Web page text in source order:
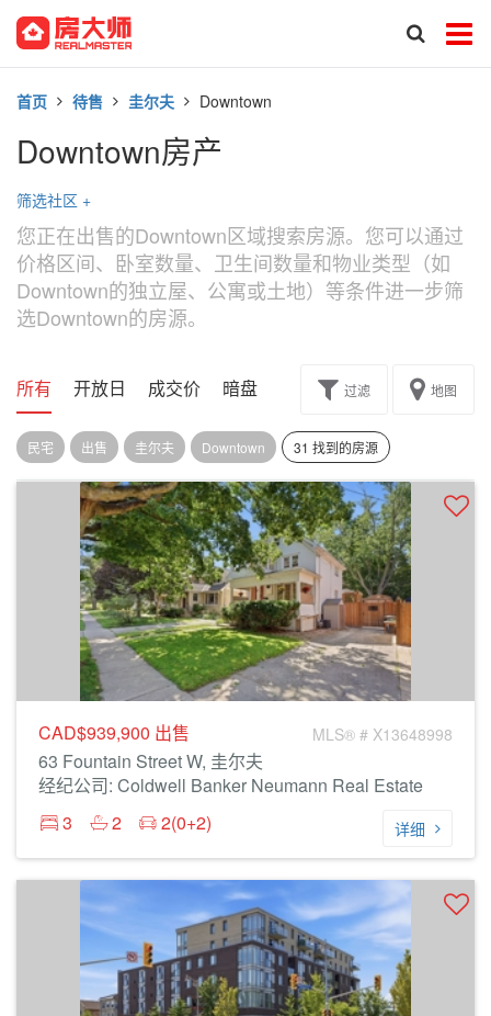
首页 待售 圭尔夫 Downtown
Downtown房产
筛选社区 +
您正在出售的Downtown区域搜索房源。您可以通过
价格区间、卧室数量、卫生间数量和物业类型（如
Downtown的独立屋、公寓或土地）等条件进一步筛
选Downtown的房源。
所有 开放日 成交价 暗盘 楼花转让过滤 地图
民宅 出售 圭尔夫 Downtown 31 找到的房源
CAD$939,900 出售 MLS® # X13648998
63 Fountain Street W, 圭尔夫
经纪公司: Coldwell Banker Neumann Real Estate
3
2 2(0+2) 详细